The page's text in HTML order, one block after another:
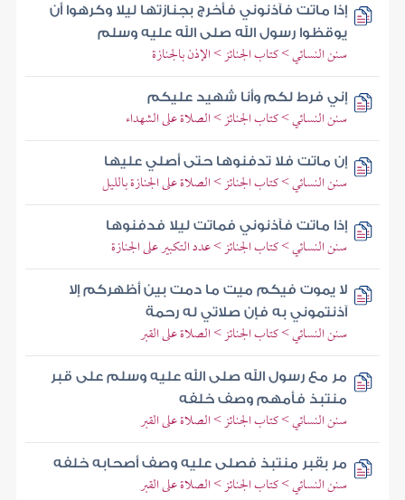
إذا ماتت فآذنوني فأخرج بجنازتها ليلا وكرهوا أن
يوقظوا رسول الله صلى الله عليه وسلم
سنن النسائي > كتاب الجنائز > الإذن بالجنازة
إني فرط لكم وأنا شهيد عليكم
سنن النسائي > كتاب الجنائز > الصلاة على الشهداء
إن ماتت فلا تدفنوها حتى أصلي عليها
سنن النسائي > كتاب الجنائز > الصلاة على الجنازة بالليل
إذا ماتت فآذنوني فماتت ليلا فدفنوها
سنن النسائي > كتاب الجنائز > عدد التكبير على الجنازة
لا يموت فيكم ميت ما دمت بين أظهركم إلا
آذنتموني به فإن صلاتي له رحمة
سنن النسائي > كتاب الجنائز > الصلاة على القبر
مر مع رسول الله صلى الله عليه وسلم على قبر
منتبذ فأمهم وصف خلفه
سنن النسائي > كتاب الجنائز > الصلاة على القبر
مر بقبر منتبذ فصلى عليه وصف أصحابه خلفه
سنن النسائي > كتاب الجنائز > الصلاة على القبر